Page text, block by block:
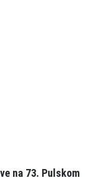
na 73. Pulskom